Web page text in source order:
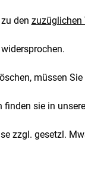
den zuzüglichen
müssen
finden sie in
zzgl. gesetzl.